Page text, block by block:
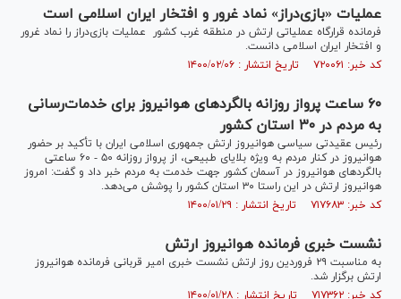
عملیات «بازی‌دراز» نماد غرور و افتخار ایران اسلامی است
فرمانده قرارگاه عملیاتی ارتش در منطقه غرب کشور عملیات بازی‌دراز را نماد غرور
و افتخار ایران اسلامی دانست.
کد خبر: ۷۲۰۰۶۱ تاریخ انتشار : ۱۴۰۰/۰۲/۰۶
۶۰ ساعت پرواز روزانه بالگرد‌های هوانیروز برای خدمات‌رسانی
به مردم در ۳۰ استان کشور
رئیس عقیدتی سیاسی هوانیروز ارتش جمهوری اسلامی ایران با تأکید بر حضور
هوانیروز در کنار مردم به ویژه بلایای طبیعی، از پرواز روزانه ۵۰ - ۶۰ ساعتی
بالگرد‌های هوانیروز در آسمان کشور جهت خدمت به مردم خبر داد و گفت: امروز
هوانیروز ارتش در این راستا ۳۰ استان کشور را پوشش می‌دهد.
کد خبر: ۷۱۷۶۸۳ تاریخ انتشار : ۱۴۰۰/۰۱/۲۹
نشست خبری فرمانده هوانیروز ارتش
به مناسبت ۲۹ فروردین روز ارتش نشست خبری امیر قربانی فرمانده هوانیروز
ارتش برگزار شد.
کد خبر: ۷۱۷۳۶۲ تاریخ انتشار : ۱۴۰۰/۰۱/۲۸